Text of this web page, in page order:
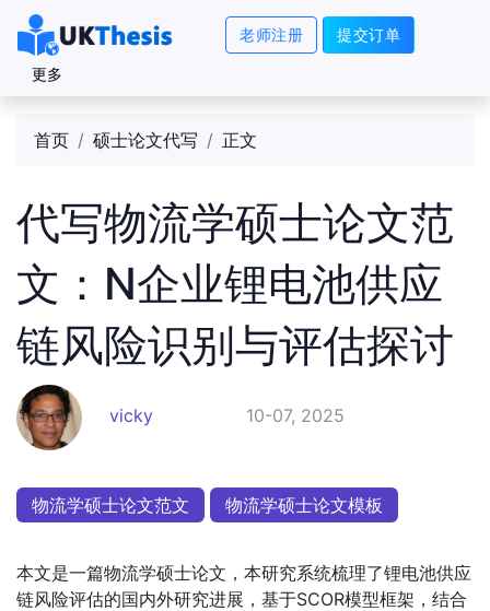
老师注册 提交订单
更多
首页 硕士论文代写 正文
代写物流学硕士论文范
文：N企业锂电池供应
链风险识别与评估探讨
vicky 10-07, 2025
物流学硕士论文范文 物流学硕士论文模板
本文是一篇物流学硕士论文，本研究系统梳理了锂电池供应
链风险评估的国内外研究进展，基于SCOR模型框架，结合